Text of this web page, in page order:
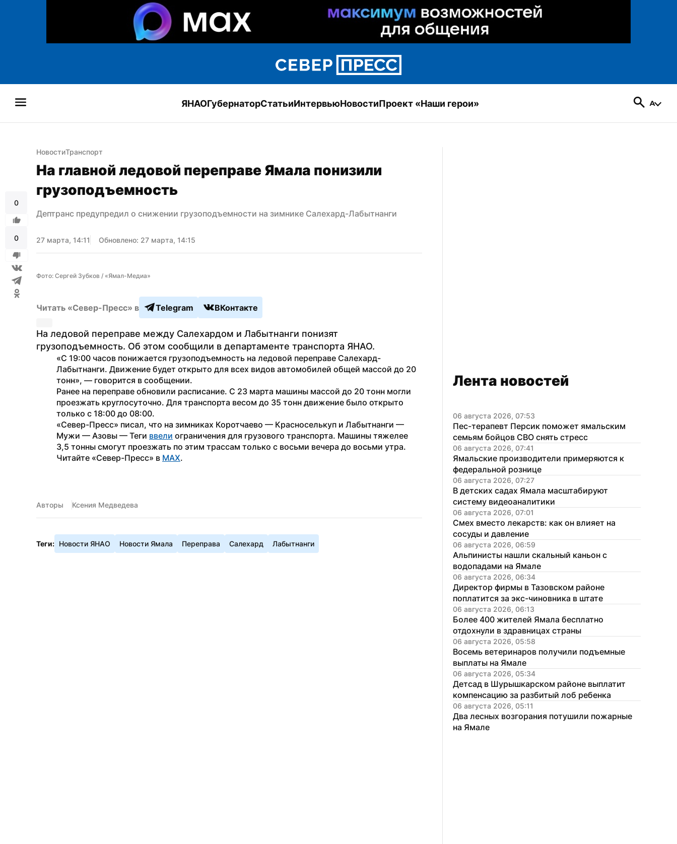
ЯНАОГубернаторСтатьиИнтервьюНовостиПроект «Наши герои»
0
0
НовостиТранспорт
На главной ледовой переправе Ямала понизили
грузоподъемность
Дептранс предупредил о снижении грузоподъемности на зимнике Салехард-Лабытнанги
27 марта, 14:11 Обновлено: 27 марта, 14:15
Фото: Сергей Зубков / «Ямал-Медиа»
Читать «Север-Пресс» в Telegram ВКонтакте
На ледовой переправе между Салехардом и Лабытнанги понизят
грузоподъемность. Об этом сообщили в департаменте транспорта ЯНАО.
«С 19:00 часов понижается грузоподъемность на ледовой переправе Салехард-
Лабытнанги. Движение будет открыто для всех видов автомобилей общей массой до 20
тонн», — говорится в сообщении.
Ранее на переправе обновили расписание. С 23 марта машины массой до 20 тонн могли
проезжать круглосуточно. Для транспорта весом до 35 тонн движение было открыто
только с 18:00 до 08:00.
«Север-Пресс» писал, что на зимниках Коротчаево — Красноселькуп и Лабытнанги —
Мужи — Азовы — Теги ввели ограничения для грузового транспорта. Машины тяжелее
3,5 тонны смогут проезжать по этим трассам только с восьми вечера до восьми утра.
Читайте «Север-Пресс» в MAX.
Авторы Ксения Медведева
Теги: Новости ЯНАО Новости Ямала Переправа Салехард Лабытнанги
Лента новостей
06 августа 2026, 07:53
Пес-терапевт Персик поможет ямальским
семьям бойцов СВО снять стресс
06 августа 2026, 07:41
Ямальские производители примеряются к
федеральной рознице
06 августа 2026, 07:27
В детских садах Ямала масштабируют
систему видеоаналитики
06 августа 2026, 07:01
Смех вместо лекарств: как он влияет на
сосуды и давление
06 августа 2026, 06:59
Альпинисты нашли скальный каньон с
водопадами на Ямале
06 августа 2026, 06:34
Директор фирмы в Тазовском районе
поплатится за экс-чиновника в штате
06 августа 2026, 06:13
Более 400 жителей Ямала бесплатно
отдохнули в здравницах страны
06 августа 2026, 05:58
Восемь ветеринаров получили подъемные
выплаты на Ямале
06 августа 2026, 05:34
Детсад в Шурышкарском районе выплатит
компенсацию за разбитый лоб ребенка
06 августа 2026, 05:11
Два лесных возгорания потушили пожарные
на Ямале